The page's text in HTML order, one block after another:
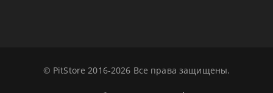
© PitStore 2016-2026 Все права защищены.